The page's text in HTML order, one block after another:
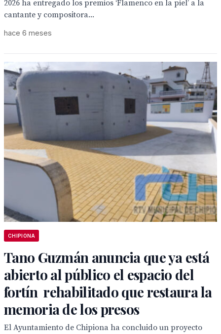
2026 ha entregado los premios ‘Flamenco en la piel’ a la
cantante y compositora...
hace 6 meses
CHIPIONA
Tano Guzmán anuncia que ya está
abierto al público el espacio del
fortín rehabilitado que restaura la
memoria de los presos
El Ayuntamiento de Chipiona ha concluido un proyecto